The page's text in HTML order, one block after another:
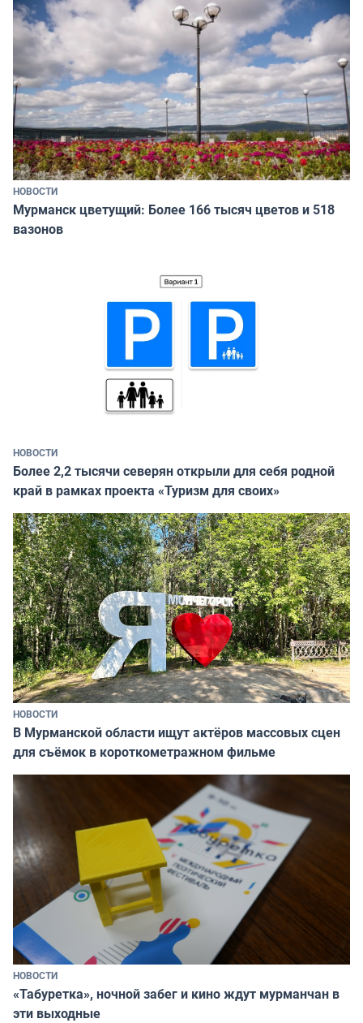
НОВОСТИ
Мурманск цветущий: Более 166 тысяч цветов и 518
вазонов
НОВОСТИ
Более 2,2 тысячи северян открыли для себя родной
край в рамках проекта «Туризм для своих»
НОВОСТИ
В Мурманской области ищут актёров массовых сцен
для съёмок в короткометражном фильме
НОВОСТИ
«Табуретка», ночной забег и кино ждут мурманчан в
эти выходные